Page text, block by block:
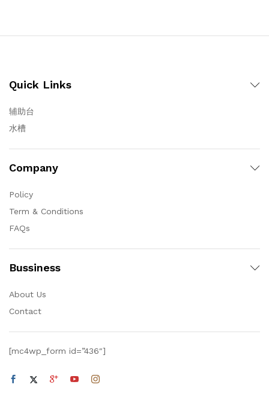
Quick Links
辅助台
水槽
Company
Policy
Term & Conditions
FAQs
Bussiness
About Us
Contact
[mc4wp_form id=”436″]